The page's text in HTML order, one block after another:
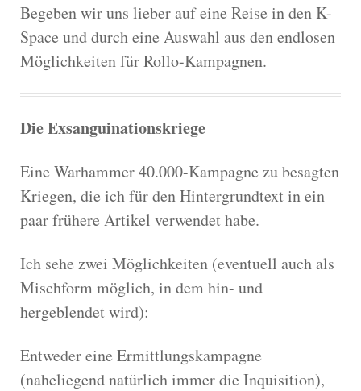
Begeben wir uns lieber auf eine Reise in den K-
Space und durch eine Auswahl aus den endlosen
Möglichkeiten für Rollo-Kampagnen.
Die Exsanguinationskriege
Eine Warhammer 40.000-Kampagne zu besagten
Kriegen, die ich für den Hintergrundtext in ein
paar frühere Artikel verwendet habe.
Ich sehe zwei Möglichkeiten (eventuell auch als
Mischform möglich, in dem hin- und
hergeblendet wird):
Entweder eine Ermittlungskampagne
(naheliegend natürlich immer die Inquisition),